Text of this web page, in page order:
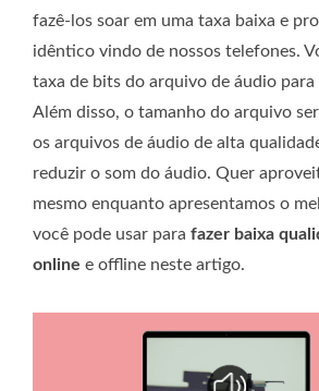
fazê-los soar em uma taxa baixa e
idêntico vindo de nossos telefones.
taxa de bits do arquivo de áudio
Além disso, o tamanho do arquivo
os arquivos de áudio de alta
reduzir o som do áudio. Quer
mesmo enquanto apresentamos o
você pode usar para fazer baixa
online e offline neste artigo.